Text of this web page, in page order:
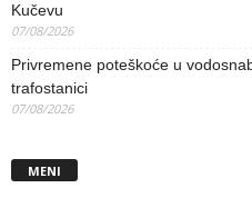
Kučevu
07/08/2026
Privremene poteškoće u
trafostanici
07/08/2026
MENI